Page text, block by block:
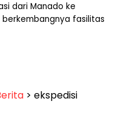
dari Manado ke
fasilitas
> ekspedisi